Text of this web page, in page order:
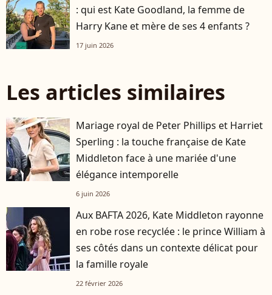
: qui est Kate Goodland, la femme de
Harry Kane et mère de ses 4 enfants ?
17 juin 2026
Les articles similaires
Mariage royal de Peter Phillips et Harriet
Sperling : la touche française de Kate
Middleton face à une mariée d'une
élégance intemporelle
6 juin 2026
Aux BAFTA 2026, Kate Middleton rayonne
en robe rose recyclée : le prince William à
ses côtés dans un contexte délicat pour
la famille royale
22 février 2026